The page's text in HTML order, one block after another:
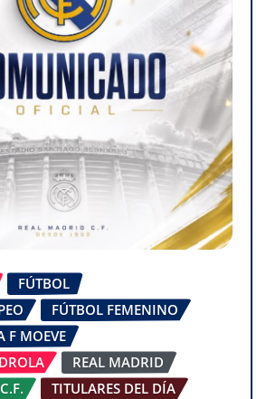
FÚTBOL
FÚTBOL FEMENINO
F MOEVE
REAL MADRID
TITULARES DEL DÍA